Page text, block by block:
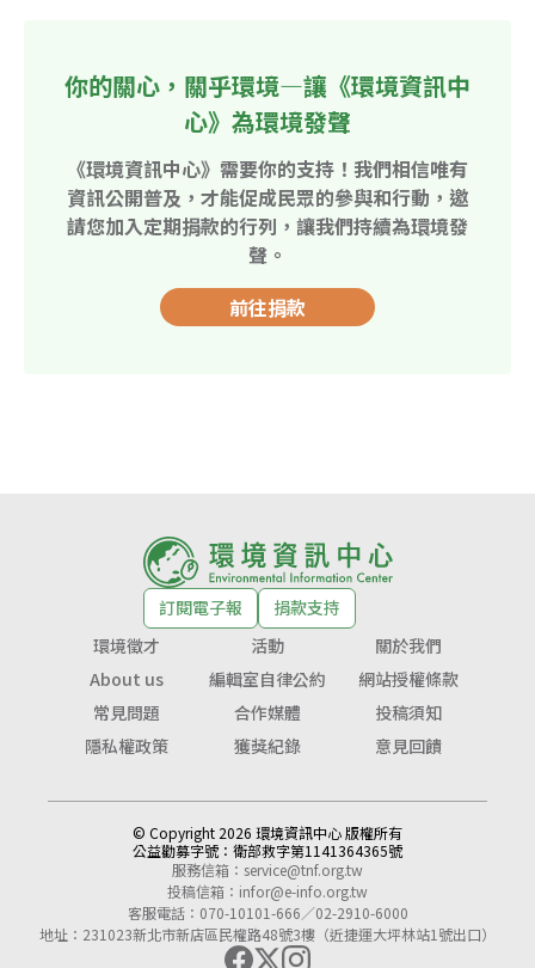
你的關心，關乎環境—讓《環境資訊中
心》為環境發聲
《環境資訊中心》需要你的支持！我們相信唯有
資訊公開普及，才能促成民眾的參與和行動，邀
請您加入定期捐款的行列，讓我們持續為環境發
聲。
前往捐款
訂閱電子報
捐款支持
環境徵才
活動
關於我們
About us
編輯室自律公約
網站授權條款
常見問題
合作媒體
投稿須知
隱私權政策
獲獎紀錄 意見回饋
© Copyright 2026 環境資訊中心 版權所有
公益勸募字號： 衛部救字第1141364365號
服務信箱： service@tnf.org.tw
投稿信箱： infor@e-info.org.tw
客服電話：070-10101-666／02-2910-6000
地址：231023新北市新店區民權路48號3樓（近捷運大坪林站1號出口）